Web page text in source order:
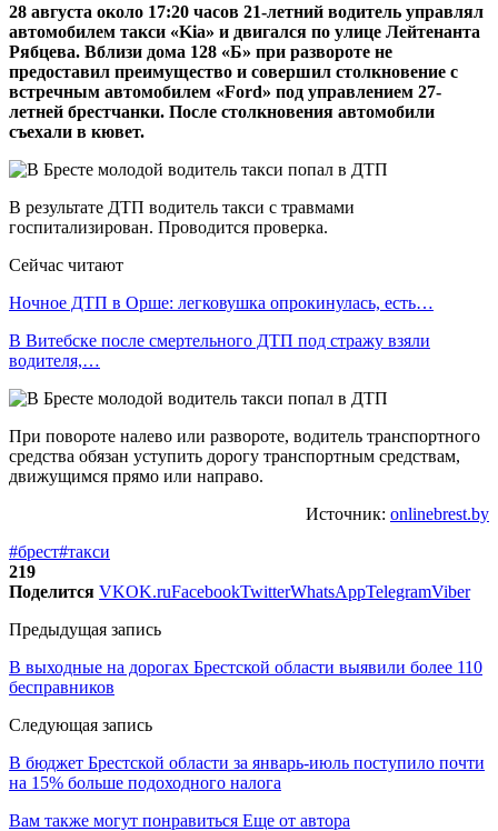
28 августа около 17:20 часов 21-летний водитель управлял
автомобилем такси «Kia» и двигался по улице Лейтенанта
Рябцева. Вблизи дома 128 «Б» при развороте не
предоставил преимущество и совершил столкновение с
встречным автомобилем «Ford» под управлением 27-
летней брестчанки. После столкновения автомобили
съехали в кювет.
В результате ДТП водитель такси с травмами
госпитализирован. Проводится проверка.
Сейчас читают
Ночное ДТП в Орше: легковушка опрокинулась, есть…
В Витебске после смертельного ДТП под стражу взяли
водителя,…
При повороте налево или развороте, водитель транспортного
средства обязан уступить дорогу транспортным средствам,
движущимся прямо или направо.
Источник: onlinebrest.by
#брест#такси
219
Поделится VKOK.ruFacebookTwitterWhatsAppTelegramViber
Предыдущая запись
В выходные на дорогах Брестской области выявили более 110
бесправников
Следующая запись
В бюджет Брестской области за январь-июль поступило почти
на 15% больше подоходного налога
Вам также могут понравиться Еще от автора